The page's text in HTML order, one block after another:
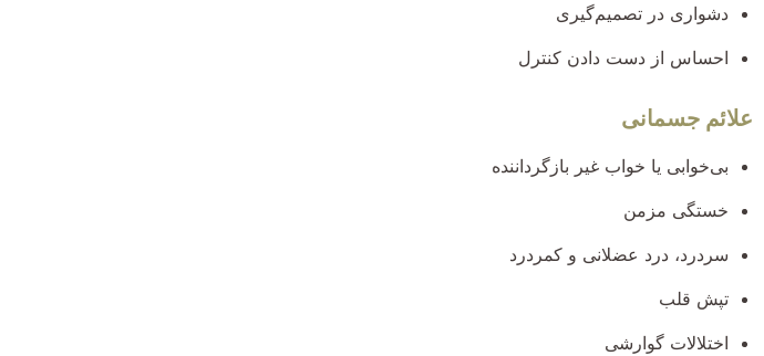
دشواری در تصمیم‌گیری
احساس از دست دادن کنترل
علائم جسمانی
بی‌خوابی یا خواب غیر بازگرداننده
خستگی مزمن
سردرد، درد عضلانی و کمردرد
تپش قلب
اختلالات گوارشی